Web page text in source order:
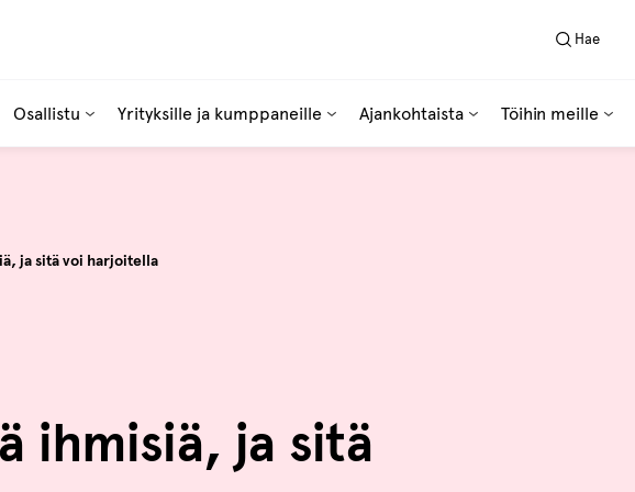
Hae
Osallistu Yrityksille ja kumppaneille Ajankohtaista Töihin meille
ja sitä voi harjoitella
ihmisiä, ja sitä